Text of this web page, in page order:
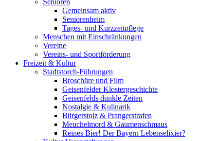
Senioren
Gemeinsam aktiv
Seniorenheim
Tages- und Kurzzeitpflege
Menschen mit Einschränkungen
Vereine
Vereins- und Sportförderung
Freizeit & Kultur
Stadtstorch-Führungen
Broschüre und Film
Geisenfelder Klostergeschichte
Geisenfelds dunkle Zeiten
Nostalgie & Kulinarik
Bürgerstolz & Prangerstrafen
Meuchelmord & Gaumenschmaus
Reines Bier! Der Bayern Lebenselixier?